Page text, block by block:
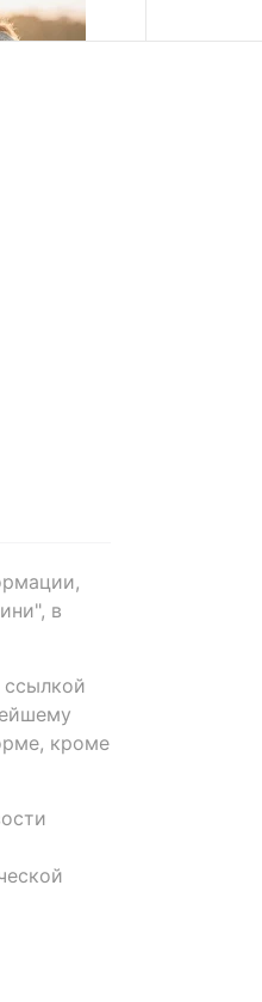
в
кроме